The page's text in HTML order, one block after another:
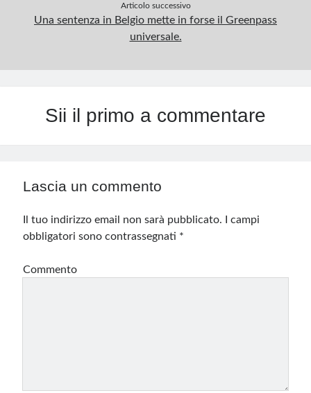
Articolo successivo
Una sentenza in Belgio mette in forse il Greenpass
universale.
Sii il primo a commentare
Lascia un commento
Il tuo indirizzo email non sarà pubblicato.
I campi
obbligatori sono contrassegnati *
Commento